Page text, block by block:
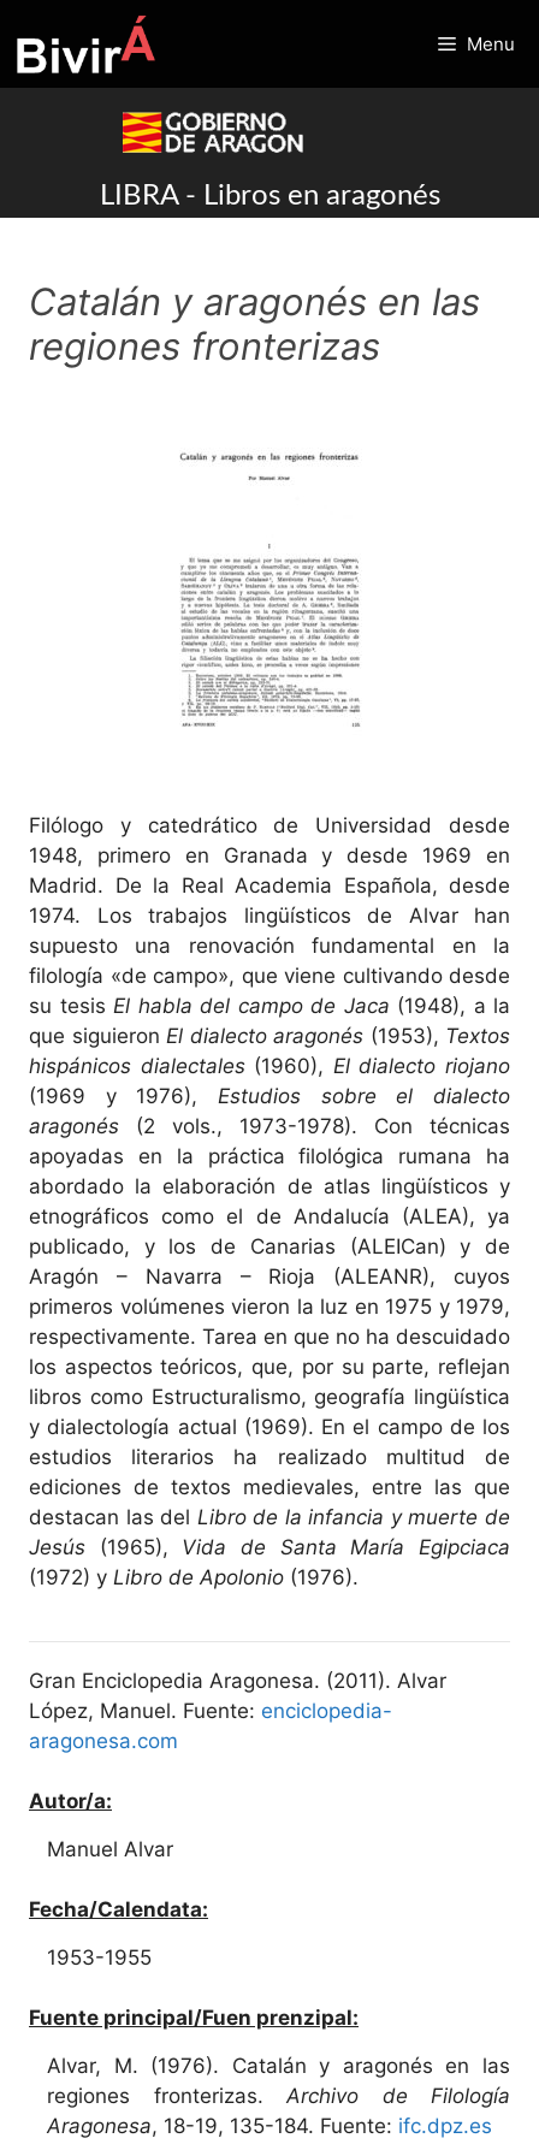
to
content
Menu
LIBRA - Libros en aragonés
Catalán y aragonés en las
regiones fronterizas
Filólogo y catedrático de Universidad desde
1948, primero en Granada y desde 1969 en
Madrid. De la Real Academia Española, desde
1974. Los trabajos lingüísticos de Alvar han
supuesto una renovación fundamental en la
filología «de campo», que viene cultivando desde
su tesis El habla del campo de Jaca (1948), a la
que siguieron El dialecto aragonés (1953), Textos
hispánicos dialectales(1960), El dialecto riojano
(1969 y 1976), Estudios sobre el dialecto
aragonés (2 vols., 1973-1978). Con técnicas
apoyadas en la práctica filológica rumana ha
abordado la elaboración de atlas lingüísticos y
etnográficos como el de Andalucía (ALEA), ya
publicado, y los de Canarias (ALEICan) y de
Aragón – Navarra – Rioja (ALEANR), cuyos
primeros volúmenes vieron la luz en 1975 y 1979,
respectivamente. Tarea en que no ha descuidado
los aspectos teóricos, que, por su parte, reflejan
libros como Estructuralismo, geografía lingüística
y dialectología actual (1969). En el campo de los
estudios literarios ha realizado multitud de
ediciones de textos medievales, entre las que
destacan las del Libro de la infancia y muerte de
Jesús (1965), Vida de Santa María Egipciaca
(1972) y Libro de Apolonio (1976).
Gran Enciclopedia Aragonesa. (2011). Alvar
López, Manuel. Fuente: enciclopedia-
aragonesa.com
Autor/a:
Manuel Alvar
Fecha/Calendata:
1953-1955
Fuente principal/Fuen prenzipal:
Alvar, M. (1976). Catalán y aragonés en las
regiones fronterizas. Archivo de Filología
Aragonesa, 18-19, 135-184. Fuente: ifc.dpz.es